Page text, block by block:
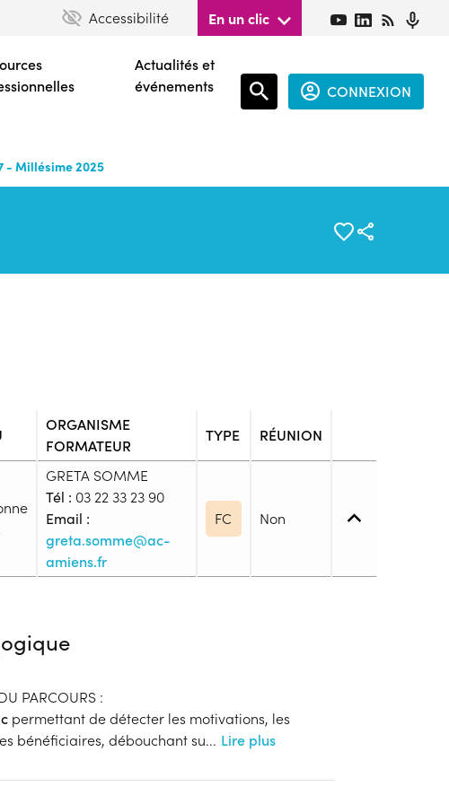
Accessibilité En un clic
Actualités et
événements
CONNEXION
- Millésime 2025
ORGANISME
FORMATEUR
TYPE RÉUNION
GRETA SOMME
Tél : 03 22 33 23 90
Email :
greta.somme@ac-
amiens.fr
FC Non
présentant un titre de séjour autorisant à
et d’Intégration et à la formation linguistique
PARCOURS :
permettant de détecter les motivations, les
bénéficiaires, débouchant su... Lire plus